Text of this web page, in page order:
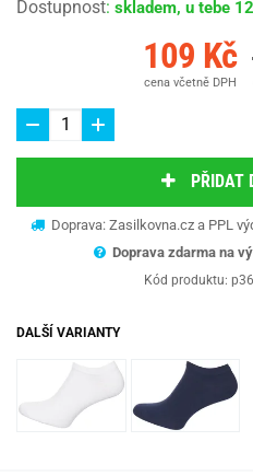
Dostupnost: skladem, u tebe
109 Kč
cena včetně DPH
PŘIDAT
Doprava: Zasilkovna.cz a PPL
Doprava zdarma na
Kód produktu:
DALŠÍ VARIANTY